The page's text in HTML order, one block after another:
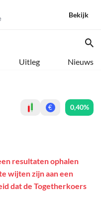
Bekijk
Uitleg Nieuws
€ 0,40%
resultaten ophalen
wijten zijn aan een
dat de Togetherkoers